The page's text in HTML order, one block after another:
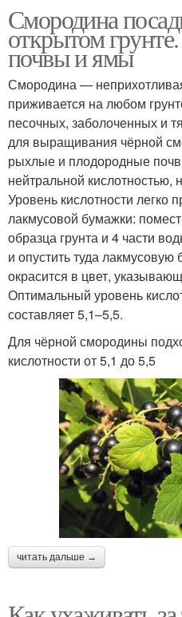
Смородина
открытом
почвы и ямы
Смородина —
приживается на любом
песочных, заболоченных и
для выращивания чёрной
рыхлые и плодородные
нейтральной кислотностью,
Уровень кислотности легко
лакмусовой бумажки:
образца грунта и 4 части
и опустить туда
окрасится в цвет,
Оптимальный уровень
составляет 5,1–5,5.
Для чёрной смородины
кислотности от 5,1 до 5,5
читать дальше →